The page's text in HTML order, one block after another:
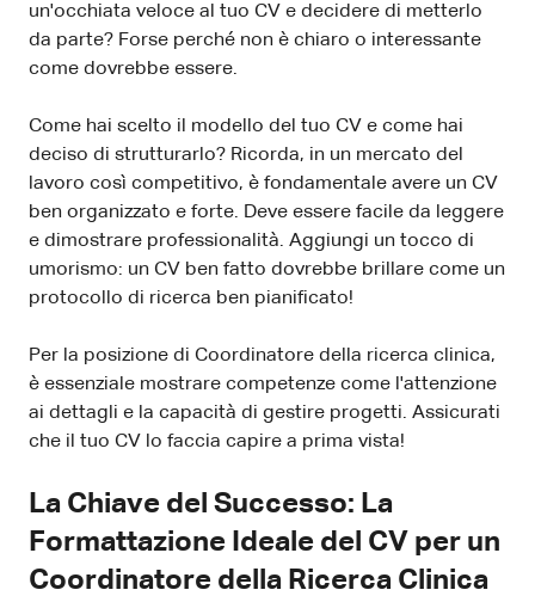
un'occhiata veloce al tuo CV e decidere di metterlo
da parte? Forse perché non è chiaro o interessante
come dovrebbe essere.
Come hai scelto il modello del tuo CV e come hai
deciso di strutturarlo? Ricorda, in un mercato del
lavoro così competitivo, è fondamentale avere un CV
ben organizzato e forte. Deve essere facile da leggere
e dimostrare professionalità. Aggiungi un tocco di
umorismo: un CV ben fatto dovrebbe brillare come un
protocollo di ricerca ben pianificato!
Per la posizione di Coordinatore della ricerca clinica,
è essenziale mostrare competenze come l'attenzione
ai dettagli e la capacità di gestire progetti. Assicurati
che il tuo CV lo faccia capire a prima vista!
La Chiave del Successo: La
Formattazione Ideale del CV per un
Coordinatore della Ricerca Clinica